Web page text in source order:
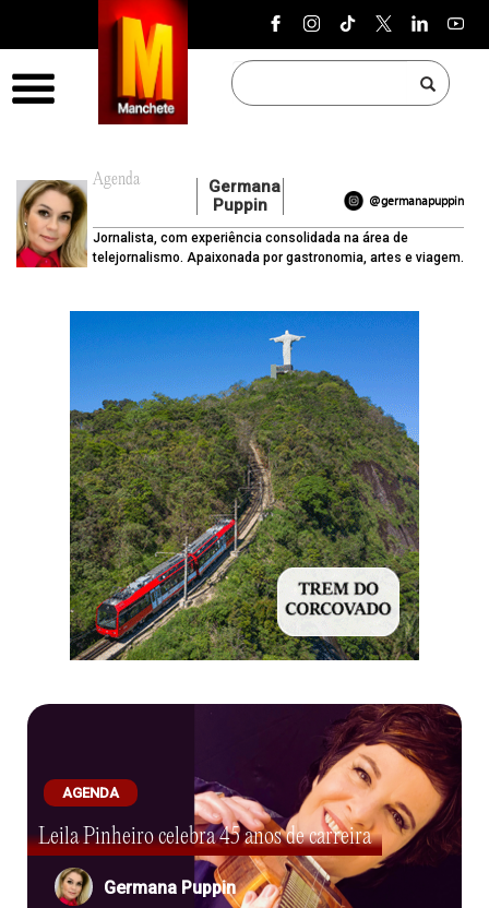
Pular para o conteúdo
Agenda
Germana
Puppin
@germanapuppin
Jornalista, com experiência consolidada na área de
telejornalismo. Apaixonada por gastronomia, artes e viagem.
AGENDA
Leila Pinheiro celebra 45 anos de carreira
Germana Puppin